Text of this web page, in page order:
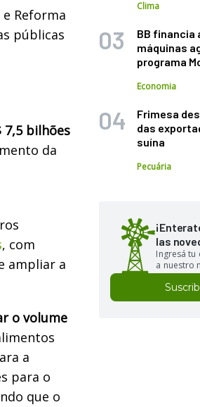
Reforma
públicas
7,5 bilhões
da
, com
ampliar a
o volume
a
para o
que o
Clima
BB financia
máquinas
programa
Economia
Frimesa
das
suína
Pecuária
las
Ingresá tu
a nuestro